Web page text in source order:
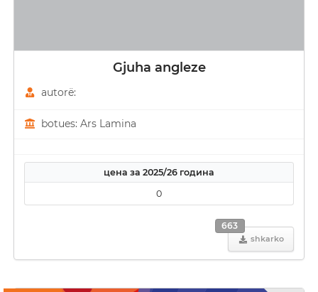
Gjuha angleze
autorë:
botues: Ars Lamina
цена за 2025/26 година
0
shkarko
663